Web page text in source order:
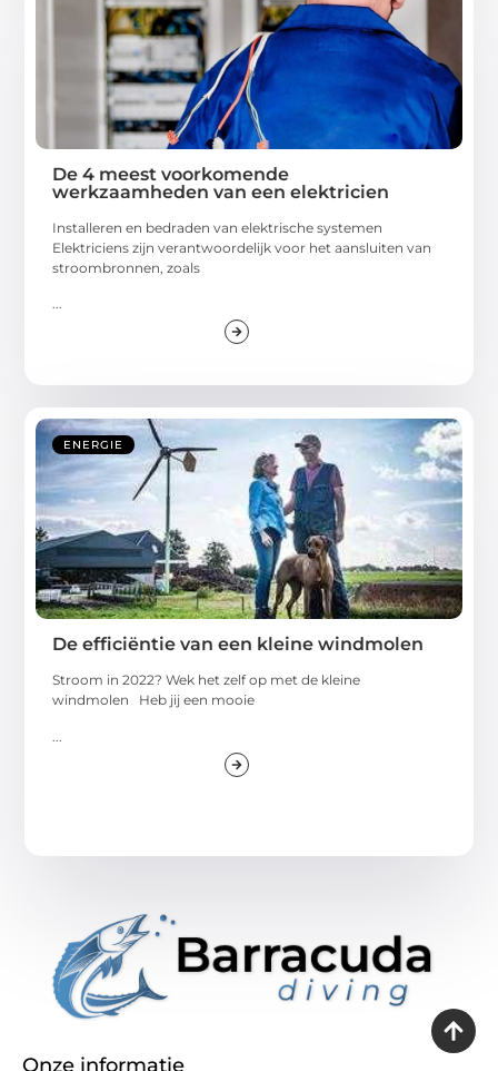
De 4 meest voorkomende
werkzaamheden van een elektricien
Installeren en bedraden van elektrische systemen
Elektriciens zijn verantwoordelijk voor het aansluiten van
stroombronnen, zoals
...
ENERGIE
De efficiëntie van een kleine windmolen
Stroom in 2022? Wek het zelf op met de kleine
windmolen Heb jij een mooie
Onze informatie